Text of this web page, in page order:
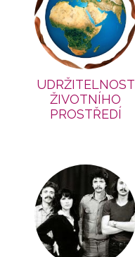
UDRŽITELNOST
ŽIVOTNÍHO
PROSTŘEDÍ